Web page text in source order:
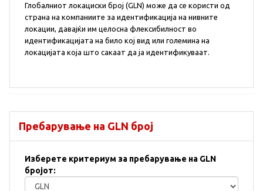
Глобалниот локациски број (GLN) може да се користи од
страна на компаниите за идентификација на нивните
локации, давајќи им целосна флексибилност во
идентификацијата на било кој вид или големина на
локацијата која што сакаат да ја идентификуваат.
Пребарување на GLN број
Изберете критериум за пребарување на GLN
бројот: